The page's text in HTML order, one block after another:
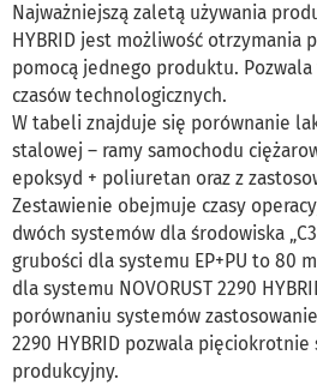
Najważniejszą zaletą używania
HYBRID jest możliwość otrzymania
pomocą jednego produktu. Pozwala
czasów technologicznych.
W tabeli znajduje się porównanie
stalowej – ramy samochodu
epoksyd + poliuretan oraz z
Zestawienie obejmuje czasy
dwóch systemów dla środowiska
grubości dla systemu EP+PU to 80
dla systemu NOVORUST 2290
porównaniu systemów
2290 HYBRID pozwala pięciokrotnie
produkcyjny.